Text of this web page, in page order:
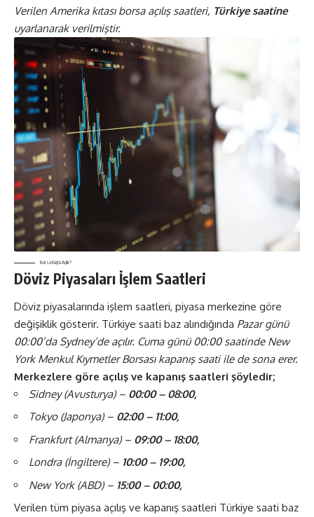
Verilen Amerika kıtasıborsaaçılış saatleri, Türkiye saatine
uyarlanarak verilmiştir.
Borsa Kaçta Açılır?
Döviz Piyasaları İşlem Saatleri
Döviz piyasalarında işlem saatleri, piyasa merkezine göre
değişiklik gösterir. Türkiye saati baz alındığında Pazar günü
00:00’da Sydney’de açılır. Cuma günü 00:00 saatinde New
York Menkul Kıymetler Borsası kapanış saati ile de sona erer.
Merkezlere göre açılış ve kapanış saatleri şöyledir;
Sidney (Avusturya) – 00:00 – 08:00,
Tokyo (Japonya) – 02:00 – 11:00,
Frankfurt (Almanya) – 09:00 – 18:00,
Londra (İngiltere) – 10:00 – 19:00,
New York (ABD) – 15:00 – 00:00,
Verilen tüm piyasa açılış ve kapanış saatleri Türkiye saati baz